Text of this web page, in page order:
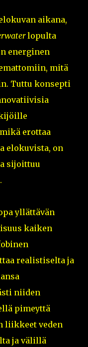
aikana,
lopulta
energinen
mitä
Tuttu konsepti
erottaa
elokuvista, on
sijoittuu
yllättävän
kaiken
realistiselta ja
niiden
pimeyttä
liikkeet veden
ja välillä